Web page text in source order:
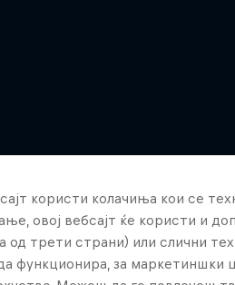
користи колачиња кои се
овој вебсајт ќе користи и
од трети страни) или слични
функционира, за маркетиншки